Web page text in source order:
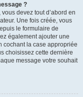
?
devez tout d’abord en
Une fois créée, vous
le formulaire de
également ajouter une
cochant la case appropriée
choisissez cette dernière
message votre souhait